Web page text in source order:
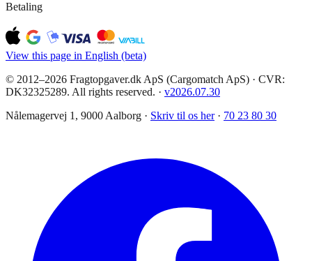
Betaling
View this page in English (beta)
© 2012–2026 Fragtopgaver.dk ApS (Cargomatch ApS) · CVR:
DK32325289. All rights reserved. · v2026.07.30
Nålemagervej 1, 9000 Aalborg · Skriv til os her · 70 23 80 30